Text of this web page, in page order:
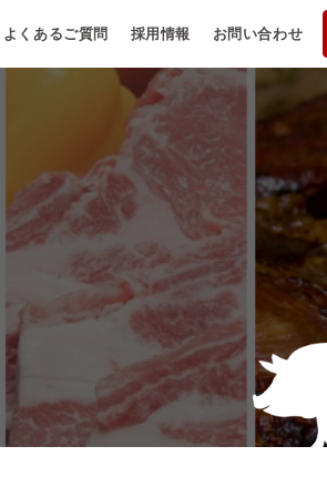
よくあるご質問 採用情報 お問い合わせ